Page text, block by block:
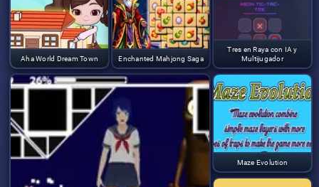
Aha World Dream Town Enchanted Mahjong Saga
Tres en Raya con IA y
Multijugador
Maze Evolution